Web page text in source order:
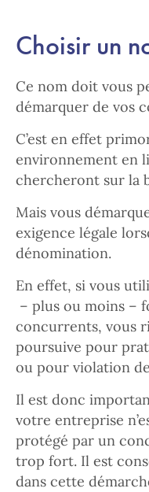
Choisir un
Ce nom doit vous
démarquer de vos
C’est en effet
environnement en
chercheront sur la
Mais vous
exigence légale
dénomination.
En effet, si vous
– plus ou moins –
concurrents, vous
poursuive pour
ou pour violation
Il est donc
votre entreprise
protégé par un
trop fort. Il est
dans cette